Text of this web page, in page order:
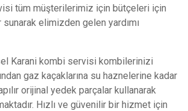
tüm müşterilerimiz için bütçeleri için
elimizden gelen yardımı
Karani kombi servisi kombilerinizi
gaz kaçaklarına su haznelerine kadar
orijinal yedek parçalar kullanarak
Hızlı ve güvenilir bir hizmet için